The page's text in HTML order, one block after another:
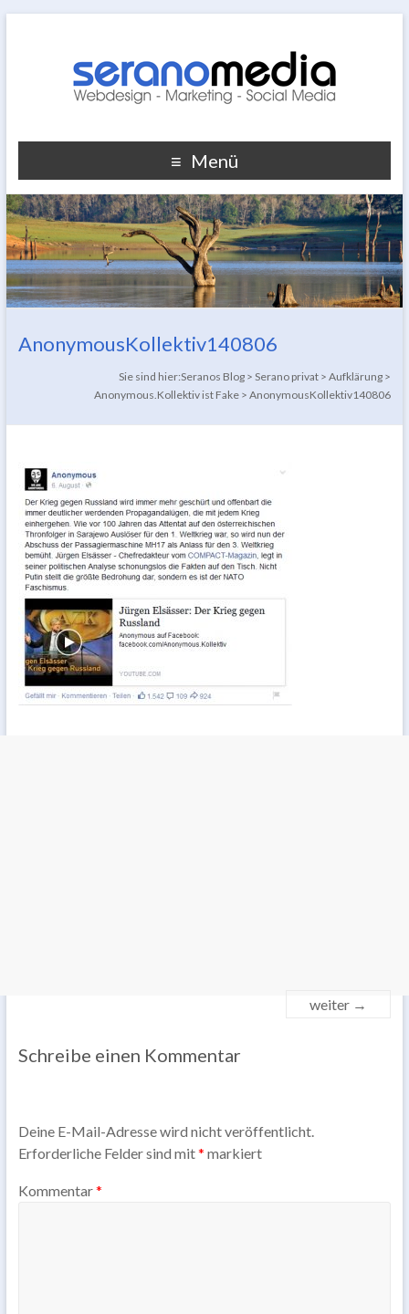
Menü
AnonymousKollektiv140806
Sie sind hier:Seranos Blog >Serano privat >Aufklärung >
Anonymous.Kollektiv ist Fake >AnonymousKollektiv140806
weiter →
Schreibe einen Kommentar
Deine E-Mail-Adresse wird nicht veröffentlicht.
Erforderliche Felder sind mit* markiert
Kommentar*